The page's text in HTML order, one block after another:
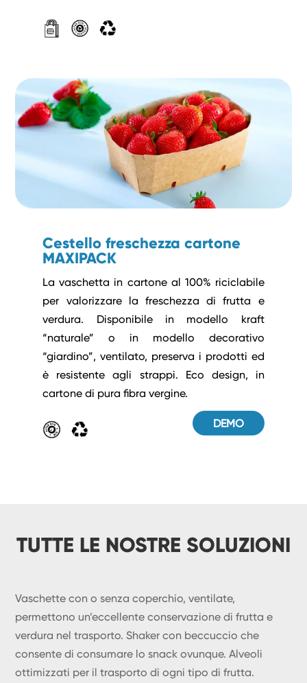
Cestello freschezza cartone
MAXIPACK
La vaschetta in cartone al 100% riciclabile
per valorizzare la freschezza di frutta e
verdura. Disponibile in modello kraft
“naturale” o in modello decorativo
“giardino”, ventilato, preserva i prodotti ed
è resistente agli strappi. Eco design, in
cartone di pura fibra vergine.
DEMO
TUTTE LE NOSTRE SOLUZIONI
Vaschette con o senza coperchio, ventilate,
permettono un’eccellente conservazione di frutta e
verdura nel trasporto. Shaker con beccuccio che
consente di consumare lo snack ovunque. Alveoli
ottimizzati per il trasporto di ogni tipo di frutta.